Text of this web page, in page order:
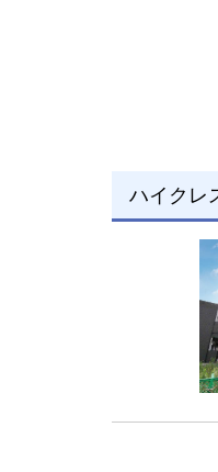
ハイクレ